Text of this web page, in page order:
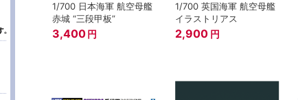
1/700 日本海軍 航空母艦
赤城 “三段甲板”
3,400 円
1/700 英国海軍 航空母艦
イラストリアス
2,900 円